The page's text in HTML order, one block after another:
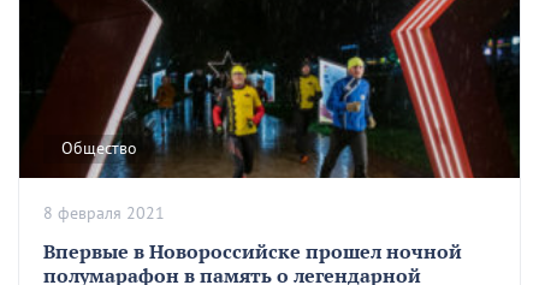
Общество
Впервые в Новороссийске прошел ночной
полумарафон в память о легендарной
8 февраля 2021